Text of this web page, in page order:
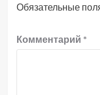
Обязательные
Комментарий *